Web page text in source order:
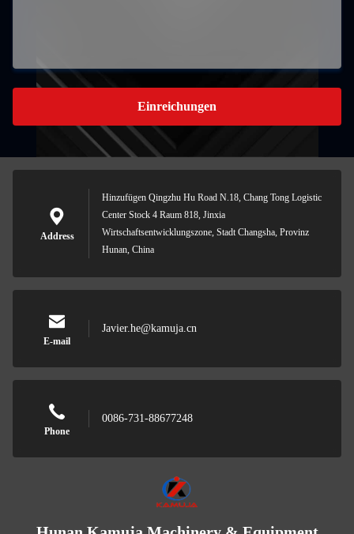
Einreichungen
Address
Hinzufügen Qingzhu Hu Road N.18, Chang Tong Logistic
Center Stock 4 Raum 818, Jinxia
Wirtschaftsentwicklungszone, Stadt Changsha, Provinz
Hunan, China
E-mail
Javier.he@kamuja.cn
Phone
0086-731-88677248